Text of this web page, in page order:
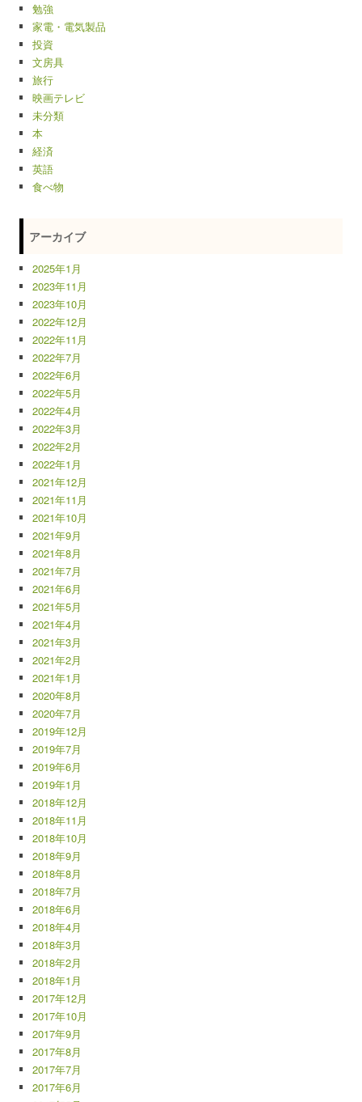
勉強
家電・電気製品
投資
文房具
旅行
映画テレビ
未分類
本
経済
英語
食べ物
アーカイブ
2025年1月
2023年11月
2023年10月
2022年12月
2022年11月
2022年7月
2022年6月
2022年5月
2022年4月
2022年3月
2022年2月
2022年1月
2021年12月
2021年11月
2021年10月
2021年9月
2021年8月
2021年7月
2021年6月
2021年5月
2021年4月
2021年3月
2021年2月
2021年1月
2020年8月
2020年7月
2019年12月
2019年7月
2019年6月
2019年1月
2018年12月
2018年11月
2018年10月
2018年9月
2018年8月
2018年7月
2018年6月
2018年4月
2018年3月
2018年2月
2018年1月
2017年12月
2017年10月
2017年9月
2017年8月
2017年7月
2017年6月